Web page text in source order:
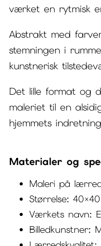
værket en rytmisk
Abstrakt med
stemningen i
kunstnerisk
Det lille format og
maleriet til en
hjemmets
Materialer og
Maleri på
Størrelse:
Værkets navn:
Billedkunstner: